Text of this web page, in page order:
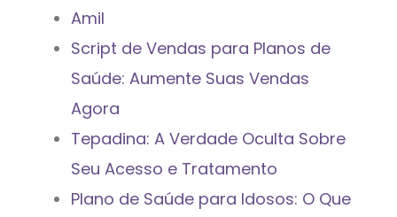
Amil
Script de Vendas para Planos de
Saúde: Aumente Suas Vendas
Agora
Tepadina: A Verdade Oculta Sobre
Seu Acesso e Tratamento
Plano de Saúde para Idosos: O Que